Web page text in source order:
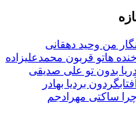
وحید دهقانی
قربون محمدعلیزاده
تو علی صدیقی
بردیا بهادر
مهرادجم